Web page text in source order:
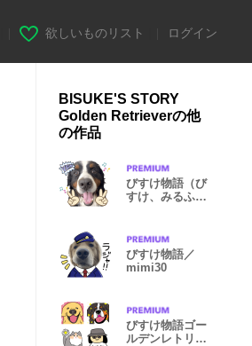
欲しいものリスト ログイン
BISUKE'S STORY
Golden Retrieverの他
の作品
びすけ物語（び
すけ、みるふ）
びすけ物語／
mimi30
びすけ物語ゴー
ルデンレトリバ